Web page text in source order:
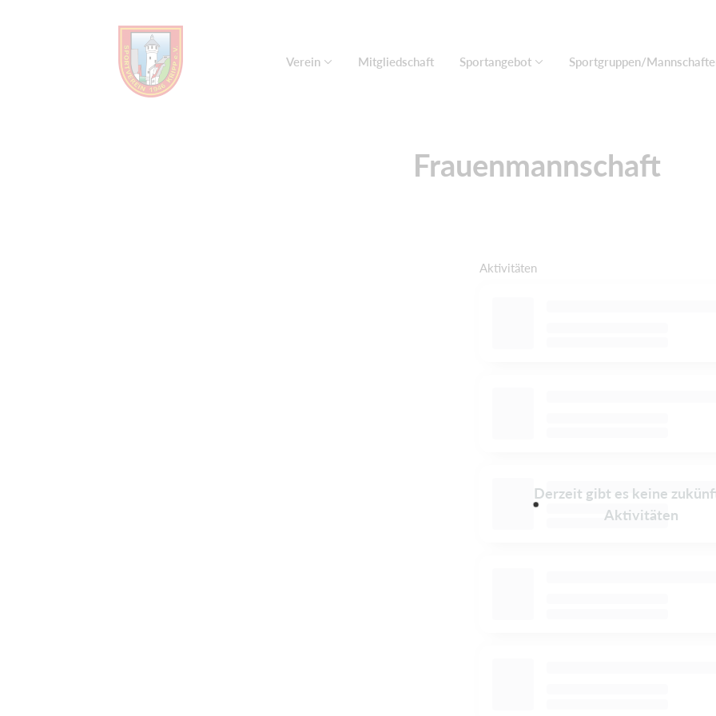
Verein Mitgliedschaft Sportangebot Sportgruppen/
Frauenmannschaft
Aktivitäten
Derzeit gibt es keine
Aktivitäten